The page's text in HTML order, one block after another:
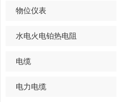
物位仪表
水电火电铂热电阻
电缆
电力电缆